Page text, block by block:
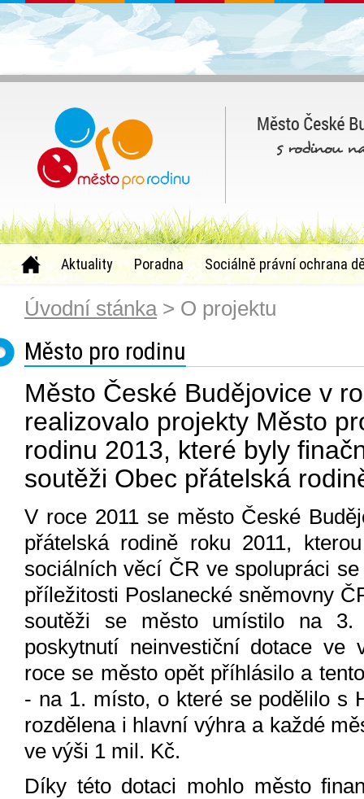
Aktuality Poradna Sociálně právní ochrana
Úvodní stánka> O projektu
Město pro rodinu
Město České Budějovice v
realizovalo projekty Město
rodinu 2013, které byly
soutěži Obec přátelská
V roce 2011 se město České
přátelská rodině roku 2011,
sociálních věcí ČR ve spolupráci
příležitosti Poslanecké sněmovny
soutěži se město umístilo na
poskytnutí neinvestiční dotace
roce se město opět příhlásilo a
- na 1. místo, o které se podělilo s
rozdělena i hlavní výhra a každé
ve výši 1 mil. Kč.
Díky této dotaci mohlo město